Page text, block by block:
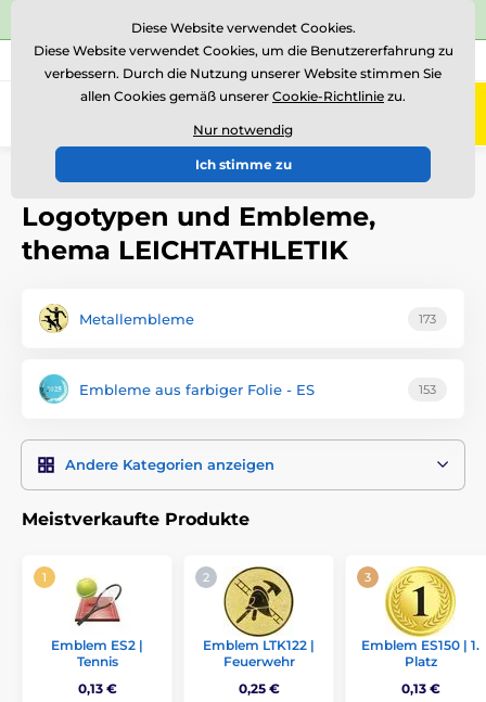
⭐Siehe 504 verifizierte Bewertungen auf
Rufen Sie uns an (Mo-Fr 15-18) +43 676 361 37 22
0
Einführung Logotypen und Embleme
Logotypen und Embleme,
thema LEICHTATHLETIK
Metallembleme 173
Embleme aus farbiger Folie - ES 153
Andere Kategorien anzeigen
Meistverkaufte Produkte
Emblem ES2 |
Tennis
0,13 €
Emblem LTK122 |
Feuerwehr
0,25 €
Emblem ES150 | 1.
Platz
0,13 €
Diese Website verwendet Cookies.
Diese Website verwendet Cookies, um die Benutzererfahrung zu
verbessern. Durch die Nutzung unserer Website stimmen Sie
allen Cookies gemäß unserer Cookie-Richtlinie zu.
Nur notwendig
Ich stimme zu